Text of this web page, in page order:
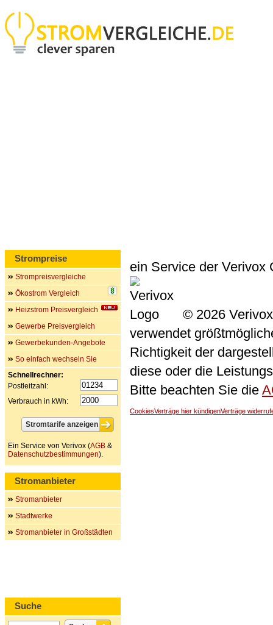
ein Service der Verivox
© 2026
verwendet
Richtigkeit der
diese oder die
Bitte beachten Sie die
CookiesVerträge hier kündigenVerträge
Strompreise
Strompreisvergleiche
Ökostrom Vergleich
Heizstrom Preisvergleich
Gewerbe Preisvergleich
Gewerbekunden-Angebote
So einfach wechseln Sie
Schnellrechner:
Postleitzahl:
Verbrauch in kWh:
Ein Service von Verivox (AGB &
Datenschutzbestimmungen).
Stromanbieter
Stromanbieter
Stadtwerke
Stromanbieter in Großstädten
Suche